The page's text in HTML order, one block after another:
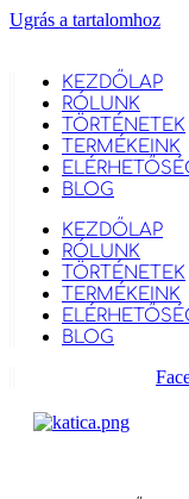
Ugrás a tartalomhoz
KEZDŐLAP
RÓLUNK
TÖRTÉNETEK
TERMÉKEINK
BLOG
KEZDŐLAP
RÓLUNK
TÖRTÉNETEK
TERMÉKEINK
BLOG